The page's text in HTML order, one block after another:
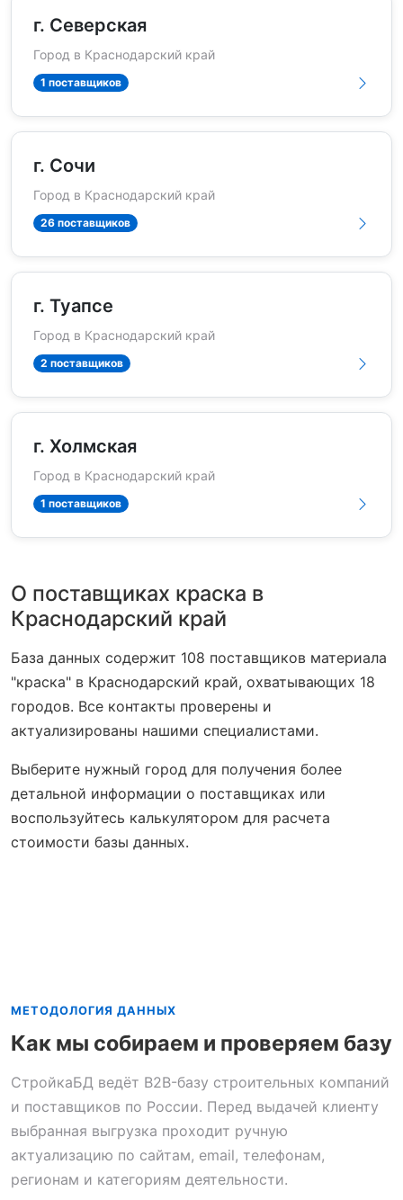
г. Северская
Город в Краснодарский край
1 поставщиков
г. Сочи
Город в Краснодарский край
26 поставщиков
г. Туапсе
Город в Краснодарский край
2 поставщиков
г. Холмская
Город в Краснодарский край
1 поставщиков
О поставщиках краска в
Краснодарский край
База данных содержит 108 поставщиков материала
"краска" в Краснодарский край, охватывающих 18
городов. Все контакты проверены и
актуализированы нашими специалистами.
Выберите нужный город для получения более
детальной информации о поставщиках или
воспользуйтесь калькулятором для расчета
стоимости базы данных.
МЕТОДОЛОГИЯ ДАННЫХ
Как мы собираем и проверяем базу
СтройкаБД ведёт B2B-базу строительных компаний
и поставщиков по России. Перед выдачей клиенту
выбранная выгрузка проходит ручную
актуализацию по сайтам, email, телефонам,
регионам и категориям деятельности.